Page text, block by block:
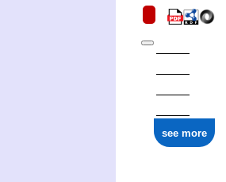
see more